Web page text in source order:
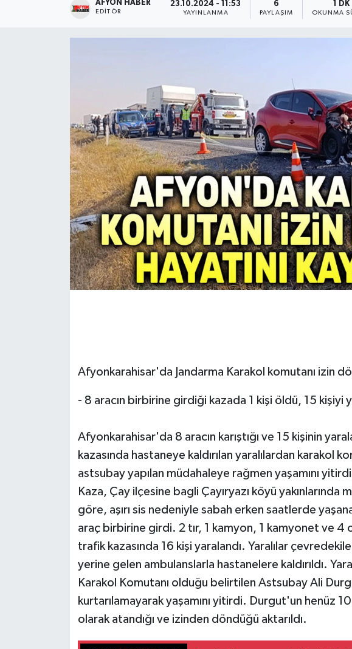
AFYON HABER
EDITÖR
23.10.2024 - 11:53
YAYINLANMA
6
PAYLAŞIM
1 DK
OKUNMA
Afyonkarahisar'da Jandarma Karakol komutanı izin
- 8 aracın birbirine girdiği kazada 1 kişi öldü, 15 kişiyi
Afyonkarahisar'da 8 aracın karıştığı ve 15 kişinin
kazasında hastaneye kaldırılan yaralılardan karakol
astsubay yapılan müdahaleye rağmen yaşamını
Kaza, Çay ilçesine bagli Çayıryazı köyü
göre, aşırı sis nedeniyle sabah erken saatlerde
araç birbirine girdi. 2 tır, 1 kamyon, 1 kamyonet ve 4
trafik kazasında 16 kişi yaralandı. Yaralılar
yerine gelen ambulanslarla hastanelere kaldırıldı.
Karakol Komutanı olduğu belirtilen Astsubay Ali
kurtarılamayarak yaşamını yitirdi. Durgut'un henüz
olarak atandığı ve izinden döndüğü aktarıldı.